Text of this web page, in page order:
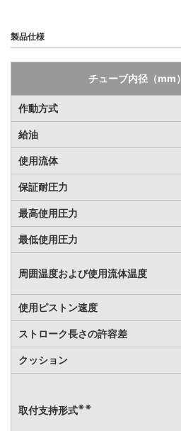
製品仕様
チューブ内径（mm）
作動方式
給油
使用流体
保証耐圧力
最高使用圧力
最低使用圧力
周囲温度および使用流体温度
使用ピストン速度
ストローク長さの許容差
クッション
取付支持形式※※